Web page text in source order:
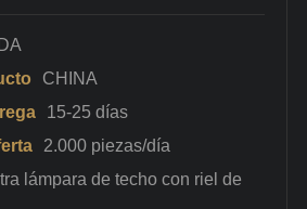
CHINA
15-25 días
2.000 piezas/día
lámpara de techo con riel de